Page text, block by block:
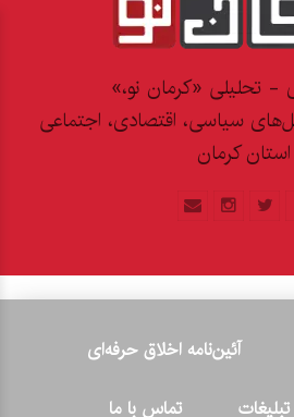
- تحلیلی «کرمان نو،»
سیاسی، اقتصادی، اجتماعی
استان کرمان
آئین‌نامه اخلاق حرفه‌ای
تماس با ما